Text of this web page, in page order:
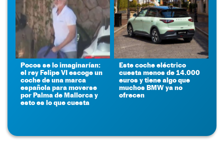
Pocos se lo imaginarían:
el rey Felipe VI escoge un
coche de una marca
española para moverse
por Palma de Mallorca y
esto es lo que cuesta
Este coche eléctrico
cuesta menos de 14.000
euros y tiene algo que
muchos BMW ya no
ofrecen